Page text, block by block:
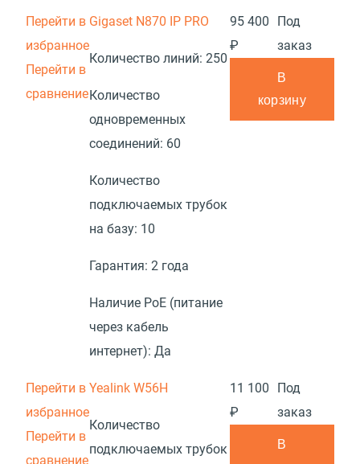
Перейти в
избранное
Перейти в
сравнение
Gigaset N870 IP PRO
Количество линий: 250
Количество
одновременных
соединений: 60
Количество
подключаемых трубок
на базу: 10
Гарантия: 2 года
Наличие PoE (питание
через кабель
интернет): Да
95 400
₽
Под
заказ
В
корзину
Перейти в
избранное
Перейти в
сравнение
Yealink W56H
Количество
подключаемых трубок
11 100
₽
Под
заказ
В